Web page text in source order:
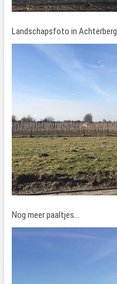
Landschapsfoto in Achterberg
Nog meer paaltjes…